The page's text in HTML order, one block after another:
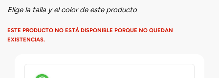
Elige la talla y el color de este producto
ESTE PRODUCTO NO ESTÁ DISPONIBLE PORQUE NO QUEDAN
EXISTENCIAS.